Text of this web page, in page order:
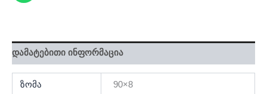
დამატებითი ინფორმაცია
ზომა 90×8